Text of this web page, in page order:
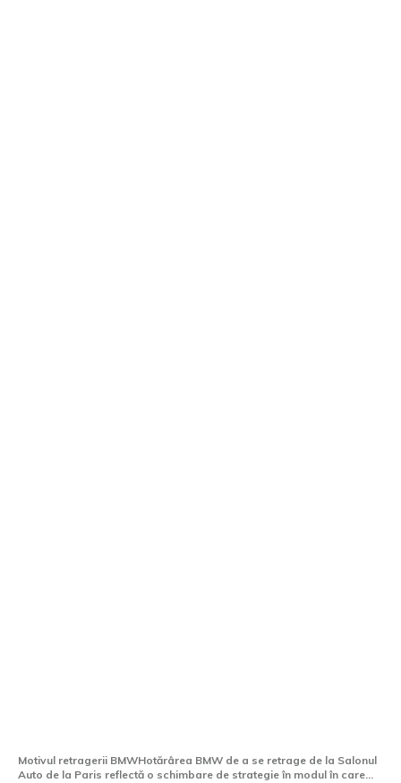
Motivul retragerii BMWHotărârea BMW de a se retrage de la Salonul
Auto de la Paris reflectă o schimbare de strategie în modul în care...